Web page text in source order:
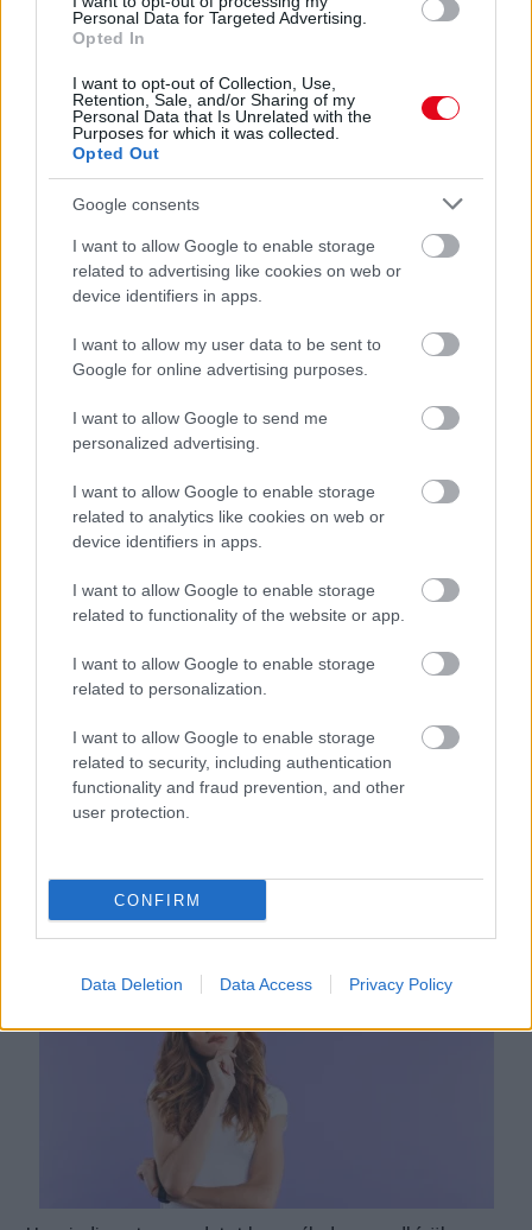
Personal Data for Targeted Advertising.
Opted In
I want to opt-out of Collection, Use,
Retention, Sale, and/or Sharing of my
Personal Data that Is Unrelated with the
Purposes for which it was collected.
Opted Out
Google consents
I want to allow Google to enable storage
related to advertising like cookies on web or
device identifiers in apps.
I want to allow my user data to be sent to
Google for online advertising purposes.
I want to allow Google to send me
personalized advertising.
I want to allow Google to enable storage
related to analytics like cookies on web or
device identifiers in apps.
I want to allow Google to enable storage
related to functionality of the website or app.
I want to allow Google to enable storage
related to personalization.
I want to allow Google to enable storage
related to security, including authentication
functionality and fraud prevention, and other
user protection.
CONFIRM
Data Deletion Data Access Privacy Policy
Orvos figyelmeztet: ezt az apró reggeli tünetet ne
söpörd a szőnyeg alá
Ezért párásodik be állandóan az ablak – egyszerűbb a
megoldás, mint gondolnád
Nem ecettel és nem szódabikarbónával: ezzel lesz újra
csillogó a vízköves csap